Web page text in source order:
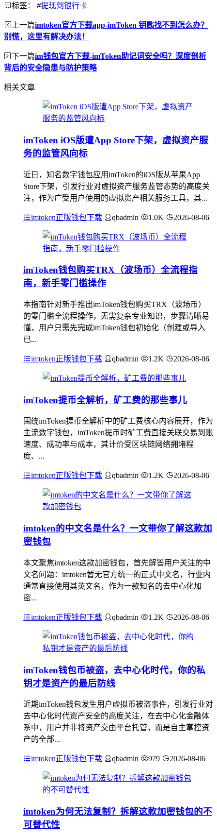
标签： #提现到银行卡
上一篇imtoken官方下载app-imToken 钥匙找不到怎么办？
别慌，这里有解决办法！
下一篇im钱包官方下载-imToken助记词安全吗？深度剖析
背后的安全隐患与防护策略
相关文章
imToken iOS版遭App Store下架，虚拟资产服
务的监管风向标
近日，知名数字钱包应用imToken的iOS版从苹果App
Store下架，引发行业对虚拟资产服务监管态势的高度关
注，作为广受用户使用的虚拟资产相关服务工具，其...
imtoken正版钱包下载 qbadmin 1.0K 2026-08-06
imToken钱包购买TRX（波场币）全流程指
南，新手零门槛操作
本指南针对新手推出imToken钱包购买TRX（波场币）
的零门槛全流程操作，无需复杂专业知识，步骤清晰易
懂，用户只需先完成imToken钱包初始化（创建或导入
已...
imtoken正版钱包下载 qbadmin 1.2K 2026-08-06
imToken提币全解析，矿工费的那些事儿
围绕imToken提币全解析中的矿工费核心内容展开，作为
主流数字钱包，imToken提币时矿工费直接关联交易到账
速度、成功率与成本，其计价受区块链网络拥堵程
度、...
imtoken正版钱包下载 qbadmin 1.2K 2026-08-06
imtoken的中文名是什么？一文带你了解这款加
密钱包
本文聚焦imtoken这款加密钱包，首先解答用户关注的中
文名问题：imtoken暂无官方统一的正式中文名，行业内
通常直接使用其英文名，作为一款知名的去中心化加
密...
imtoken正版钱包下载 qbadmin 1.2K 2026-08-06
imToken钱包币被盗，去中心化时代，你的私
钥才是资产的最后防线
近期imToken钱包发生用户虚拟币被盗事件，引发行业对
去中心化时代资产安全的高度关注，在去中心化金融体
系中，用户并非将资产交由平台托管，而是自主掌控资
产的全部...
imtoken正版钱包下载 qbadmin 979 2026-08-06
imtoken为何无法复制？拆解这款加密钱包的不
可替代性